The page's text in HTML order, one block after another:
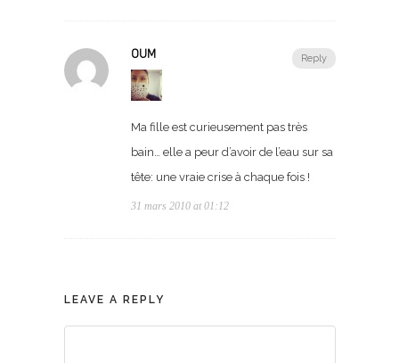
Reply
OUM
Ma fille est curieusement pas très
bain… elle a peur d’avoir de l’eau sur sa
tête: une vraie crise à chaque fois !
31 mars 2010 at 01:12
LEAVE A REPLY